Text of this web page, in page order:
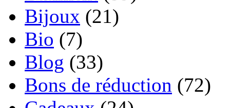
Bijoux (21)
Bio (7)
Blog (33)
Bons de réduction (72)